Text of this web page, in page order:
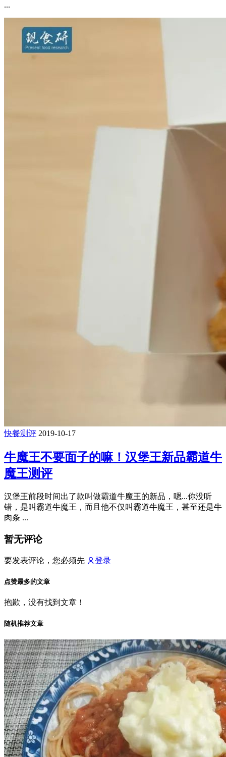
...
快餐测评 2019-10-17
牛魔王不要面子的嘛！汉堡王新品霸道牛
魔王测评
汉堡王前段时间出了款叫做霸道牛魔王的新品，嗯...你没听
错，是叫霸道牛魔王，而且他不仅叫霸道牛魔王，甚至还是牛
肉条 ...
暂无评论
要发表评论，您必须先 登录
点赞最多的文章
抱歉，没有找到文章！
随机推荐文章